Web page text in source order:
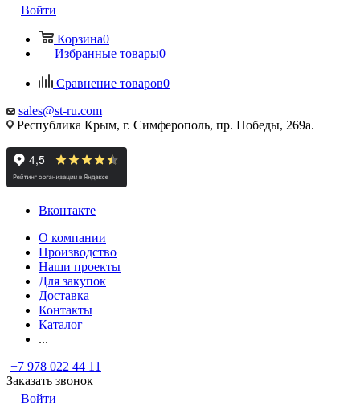
Войти
Корзина0
Избранные товары0
Сравнение товаров0
sales@st-ru.com
Республика Крым, г. Симферополь, пр. Победы, 269а.
Вконтакте
О компании
Производство
Наши проекты
Для закупок
Доставка
Контакты
Каталог
...
+7 978 022 44 11
Заказать звонок
Войти